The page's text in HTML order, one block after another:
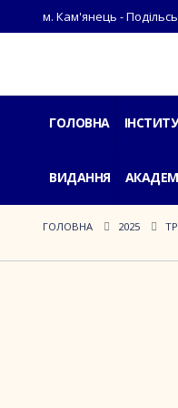
м. Кам'янець -
ГОЛОВНА
ВИДАННЯ
ГОЛОВНА 2025